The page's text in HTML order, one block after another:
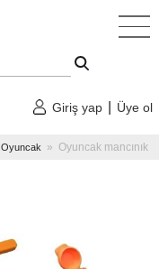
Giriş yap Üye ol
Oyuncak » Oyuncak mancınık